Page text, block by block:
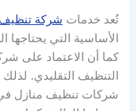
تُعد خدمات شركة تنظيف
الأساسية التي
كما أن الاعتماد على
التنظيف التقليدي. لذلك
شركات تنظيف منازل في